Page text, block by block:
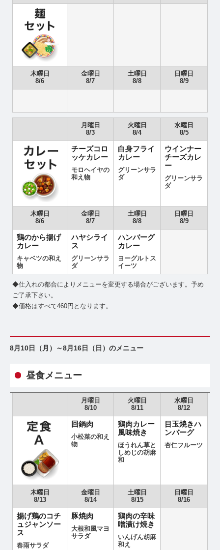
木曜日
8/6
金曜日
8/7
土曜日
8/8
日曜日
8/9
月曜日
8/3
火曜日
8/4
水曜日
8/5
チーズコロ
ッケカレー
モロヘイヤの
和え物
白身フライ
カレー
グリーンサラ
ダ
ウインナー
チーズカレ
ー
グリーンサラ
ダ
木曜日
8/6
金曜日
8/7
土曜日
8/8
日曜日
8/9
鶏のから揚げ
カレー
キャベツの和え
物
ハヤシライ
ス
グリーンサラ
ダ
ハンバーグ
カレー
ヨーグルトス
イーツ
◆仕入れの都合によりメニューを変更する場合がございます。予め
ご了承下さい。
◆価格はすべて460円となります。
8月10日（月）～8月16日（日）のメニュー
昼食メニュー
月曜日
8/10
火曜日
8/11
水曜日
8/12
回鍋肉
小松菜の和え
物
鶏肉カレー
風味焼き
ほうれん草と
しめじの胡麻
和
目玉焼きハ
ンバーグ
杏仁フルーツ
木曜日
8/13
金曜日
8/14
土曜日
8/15
日曜日
8/16
揚げ鶏のコチ
ュジャンソー
ス
春雨サラダ
豚焼肉
大根和風マヨ
サラダ
鶏肉の辛味
噌漬け焼き
いんげん胡麻
和え